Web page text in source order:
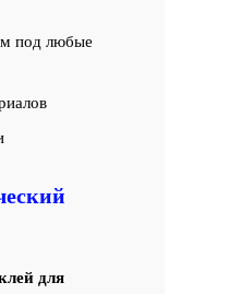
под любые
для